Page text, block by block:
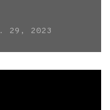
29, 2023